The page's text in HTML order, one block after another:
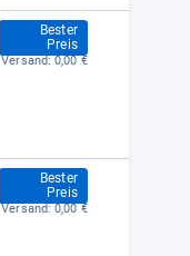
Bester
Preis
249,00 €
Versand:0,00 €
Bester
Preis
249,00 €
Versand:0,00 €